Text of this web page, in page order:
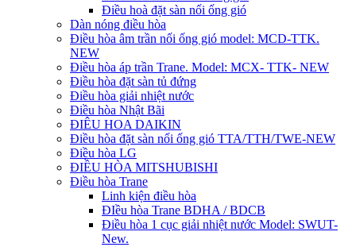
Điều hoà đặt sàn nối ống gió
Dàn nóng điều hòa
Điều hòa âm trần nối ống gió model: MCD-TTK.
NEW
Điều hòa áp trần Trane. Model: MCX- TTK- NEW
Điều hòa đặt sàn tủ đứng
Điều hòa giải nhiệt nước
Điều hòa Nhật Bãi
ĐIÊU HOA DAIKIN
Điều hòa đặt sàn nối ống gió TTA/TTH/TWE-NEW
Điều hòa LG
ĐIỀU HÒA MITSHUBISHI
Điều hòa Trane
Linh kiện điều hòa
ĐIều hòa Trane BDHA / BDCB
Điều hòa 1 cục giải nhiệt nước Model: SWUT-
New.